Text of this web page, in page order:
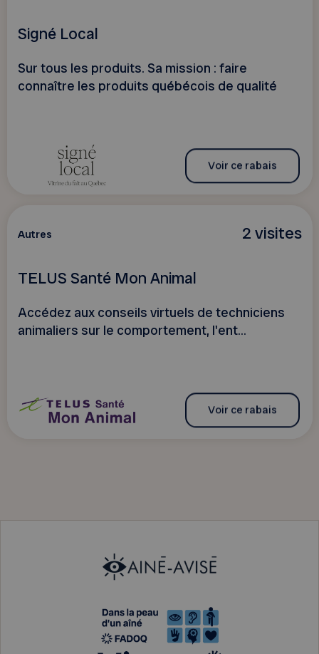
Signé Local
Sur tous les produits. Sa mission : faire
connaître les produits québécois de qualité
Voir ce rabais
2 visites
Autres
TELUS Santé Mon Animal
Accédez aux conseils virtuels de techniciens
animaliers sur le comportement, l'ent...
Voir ce rabais